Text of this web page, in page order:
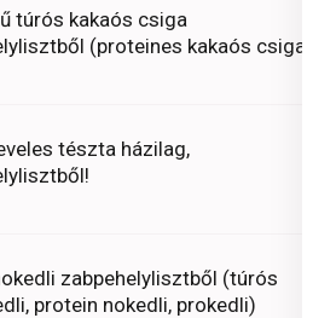
túrós kakaós csiga
(proteines kakaós csiga)
tészta házilag,
zabpehelylisztből (túrós
protein nokedli, prokedli)